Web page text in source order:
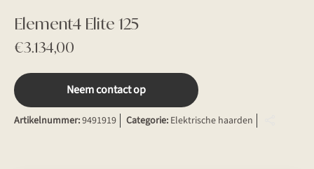
Element4 Elite 125
€3.134,00
Neem contact op
Artikelnummer:9491919 Categorie: Elektrische haarden